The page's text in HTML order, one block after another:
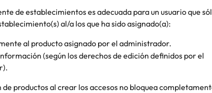
de establecimientos es adecuada para un usuario que
al/a los que ha sido asignado(a):
al producto asignado por el administrador.
(según los derechos de edición definidos por el
de productos al crear los accesos no bloquea